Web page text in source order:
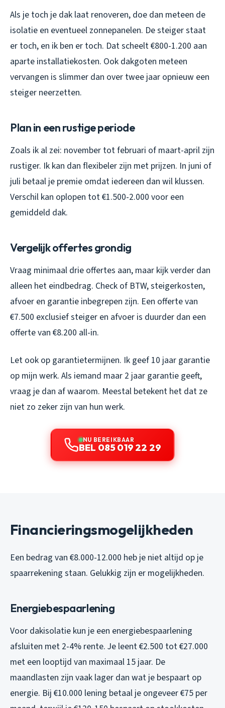
Als je toch je dak laat renoveren, doe dan meteen de
isolatie en eventueel zonnepanelen. De steiger staat
er toch, en ik ben er toch. Dat scheelt €800-1.200 aan
aparte installatiekosten. Ook dakgoten meteen
vervangen is slimmer dan over twee jaar opnieuw een
steiger neerzetten.
Plan in een rustige periode
Zoals ik al zei: november tot februari of maart-april zijn
rustiger. Ik kan dan flexibeler zijn met prijzen. In juni of
juli betaal je premie omdat iedereen dan wil klussen.
Verschil kan oplopen tot €1.500-2.000 voor een
gemiddeld dak.
Vergelijk offertes grondig
Vraag minimaal drie offertes aan, maar kijk verder dan
alleen het eindbedrag. Check of BTW, steigerkosten,
afvoer en garantie inbegrepen zijn. Een offerte van
€7.500 exclusief steiger en afvoer is duurder dan een
offerte van €8.200 all-in.
Let ook op garantietermijnen. Ik geef 10 jaar garantie
op mijn werk. Als iemand maar 2 jaar garantie geeft,
vraag je dan af waarom. Meestal betekent het dat ze
niet zo zeker zijn van hun werk.
NU BEREIKBAAR
BEL 085 019 22 29
Financieringsmogelijkheden
Een bedrag van €8.000-12.000 heb je niet altijd op je
spaarrekening staan. Gelukkig zijn er mogelijkheden.
Energiebespaarlening
Voor dakisolatie kun je een energiebespaarlening
afsluiten met 2-4% rente. Je leent €2.500 tot €27.000
met een looptijd van maximaal 15 jaar. De
maandlasten zijn vaak lager dan wat je bespaart op
energie. Bij €10.000 lening betaal je ongeveer €75 per